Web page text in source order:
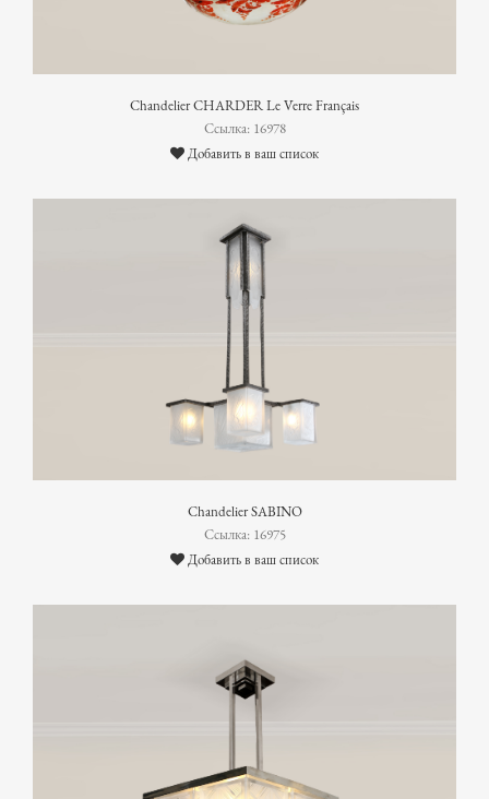
Chandelier CHARDER Le Verre Français
Ссылка: 16978
Добавить в ваш список
Chandelier SABINO
Ссылка: 16975
Добавить в ваш список